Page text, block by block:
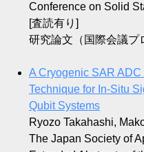
Conference on Solid
[査読有り]
研究論文（国際会議プ
A Cryogenic SAR
Technique for In-Situ
Qubit Systems
Ryozo Takahashi,
The Japan Society of